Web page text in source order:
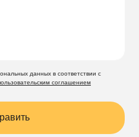
данных в соответствии с
соглашением